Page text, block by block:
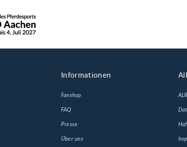
Informationen
Fanshop
FAQ
Presse
Über uns